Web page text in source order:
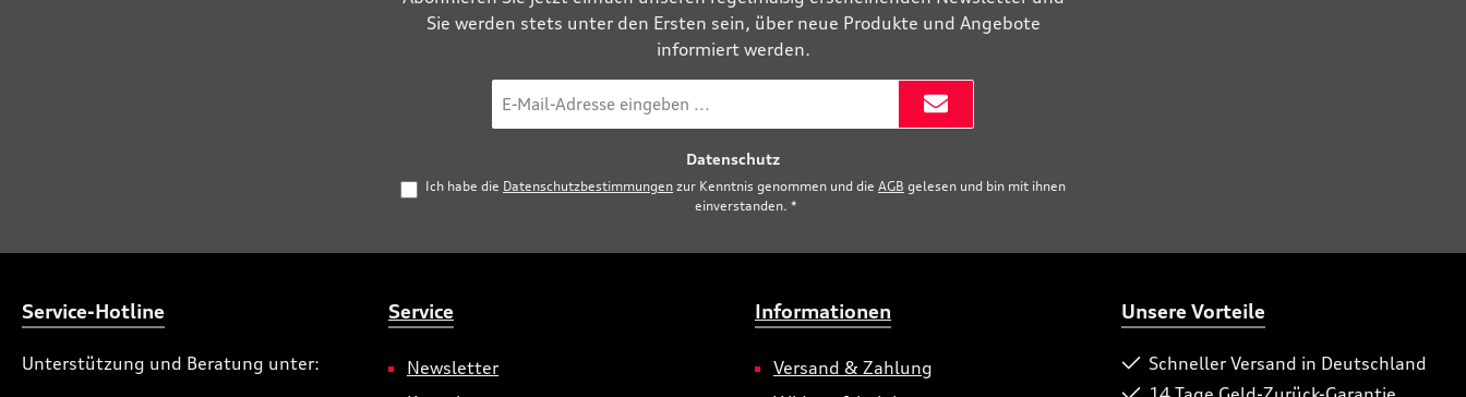
Sie werden stets unter den Ersten sein, über neue Produkte und Angebote
informiert werden.
Mail-
Datenschutz
Ich habe die Datenschutzbestimmungen zur Kenntnis genommen und die AGB gelesen und bin mit ihnen
einverstanden. *
Service-Hotline
Unterstützung und Beratung unter:
Service
Newsletter
Informationen
Versand & Zahlung
Unsere Vorteile
Schneller Versand in Deutschland